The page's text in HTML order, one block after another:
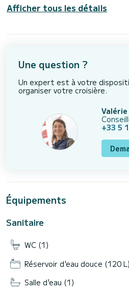
Afficher tous les détails
Une question ?
Un expert est à votre
organiser votre croisière.
Valérie
+33 5
Équipements
Sanitaire
WC (1)
Réservoir d'eau douce (120 L)
Salle d'eau (1)